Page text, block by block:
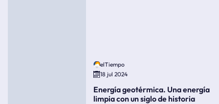
elTiempo
18 jul 2024
Energía geotérmica. Una energía
limpia con un siglo de historia